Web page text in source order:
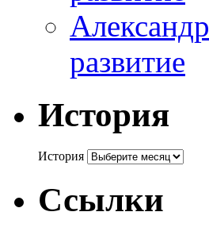
Александр
развитие
История
История
Ссылки